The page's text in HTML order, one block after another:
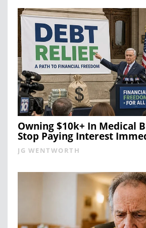
Owning $10k+ In Medical
Stop Paying Interest
JG WENTWORTH